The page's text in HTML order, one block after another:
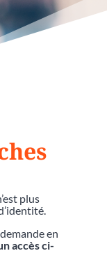
plus
en
accès ci-